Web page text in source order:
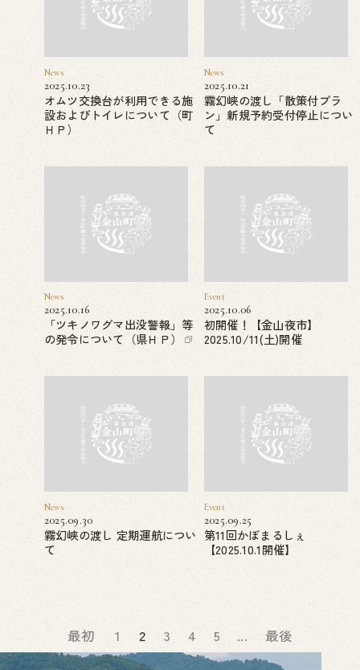
News
2025.10.23
オムツ交換台が利用できる施
設およびトイレについて（町
ＨＰ）
News
2025.10.21
霧幻峡の渡し「散策付プラ
ン」新規予約受付停止につい
て
News
2025.10.16
「ツキノワグマ出没警報」等
の発令について（県ＨＰ）
Event
2025.10.06
初開催！【金山夜市】
2025.10/11(土)開催
News
2025.09.30
霧幻峡の渡し 定期運航につい
て
Event
2025.09.25
第11回かぼまるしぇ
【2025.10.1開催】
最初 1 2 3 4 5 ... 最後